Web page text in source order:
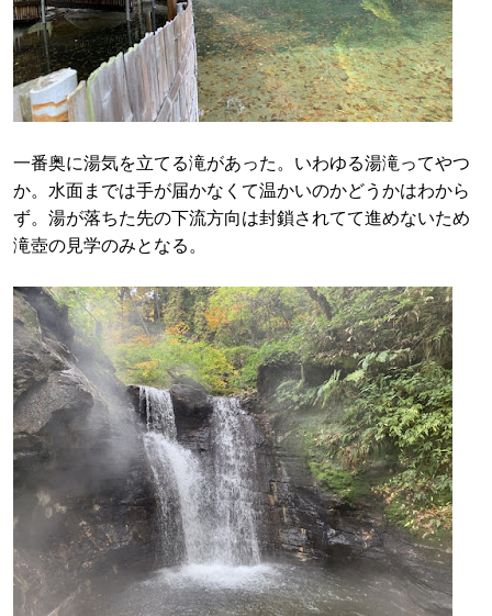
一番奥に湯気を立てる滝があった。いわゆる湯滝ってやつ
か。水面までは手が届かなくて温かいのかどうかはわから
ず。湯が落ちた先の下流方向は封鎖されてて進めないため
滝壺の見学のみとなる。